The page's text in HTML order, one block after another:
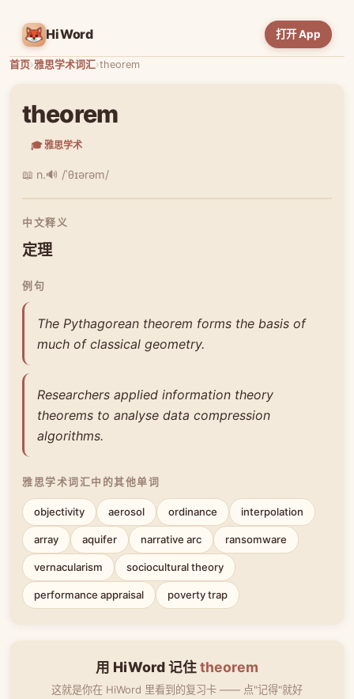
HiWord 打开 App
首页›雅思学术词汇›theorem
theorem
🎓 雅思学术
📖 n.🔊 /ˈθɪərəm/
中文释义
定理
例句
The Pythagorean theorem forms the basis of
much of classical geometry.
Researchers applied information theory
theorems to analyse data compression
algorithms.
雅思学术词汇中的其他单词
objectivity aerosol ordinance interpolation
array aquifer narrative arc ransomware
vernacularism sociocultural theory
performance appraisal poverty trap
用 HiWord 记住theorem
这就是你在 HiWord 里看到的复习卡 —— 点"记得"就好